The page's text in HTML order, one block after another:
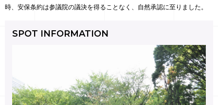
時、安保条約は参議院の議決を得ることなく、自然承認に至りました。
SPOT INFORMATION